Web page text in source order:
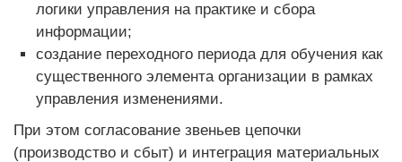
логики управления на практике и сбора
информации;
создание переходного периода для обучения как
существенного элемента организации в рамках
управления изменениями.
При этом согласование звеньев цепочки
(производство и сбыт) и интеграция материальных